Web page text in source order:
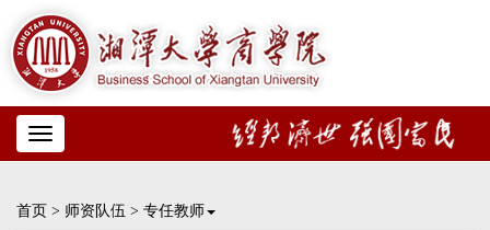
Toggle
navigation
首页 > 师资队伍 > 专任教师